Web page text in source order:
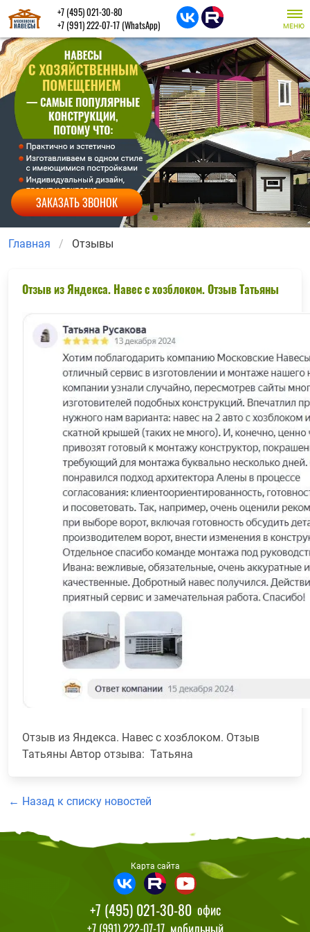
ЗАКАЗАТЬ ЗВОНОК
+7 (495) 021-30-80
+7 (991) 222-07-17 (WhatsApp) МЕНЮ
Главная Отзывы
Отзыв из Яндекса. Навес с хозблоком. Отзыв Татьяны
Отзыв из Яндекса. Навес с хозблоком. Отзыв
Татьяны Автор отзыва: Татьяна
← Назад к списку новостей
+7 (495) 021-30-80 офис
+7 (991) 222-07-17 мобильный
Карта сайта